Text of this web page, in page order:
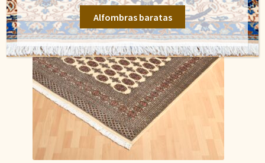
Alfombras baratas